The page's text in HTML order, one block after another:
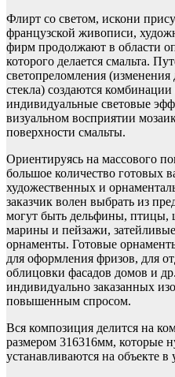
Флирт со светом, искони
французской живописи,
фирм продолжают в области
которого делается смальта.
светопреломления
стекла) создаются
индивидуальные световые
визуальном восприятии
поверхности смальты.
Ориентируясь на массового
большое количество готовых
художественных и
заказчик волен выбрать из
могут быть дельфины, птицы,
марины и пейзажи,
орнаменты. Готовые
для оформления фризов, для
облицовки фасадов домов и
индивидуально заказанных
повышенным спросом.
Вся композиция делится на
размером 316316мм, которые
устанавливаются на объекте в